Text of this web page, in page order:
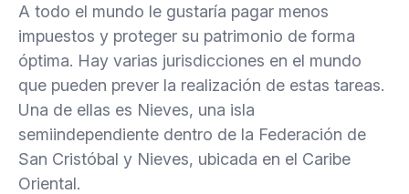
6. Una estructura simple para gestionar la
empresa.
7. Registro rápido de empresas y gestión remota
8. Requisitos mínimos de presentación de
informes y ausencia de requisitos de auditoría
A todo el mundo le gustaría pagar menos
impuestos y proteger su patrimonio de forma
óptima. Hay varias jurisdicciones en el mundo
que pueden prever la realización de estas tareas.
Una de ellas es Nieves, una isla
semiindependiente dentro de la Federación de
San Cristóbal y Nieves, ubicada en el Caribe
Oriental.